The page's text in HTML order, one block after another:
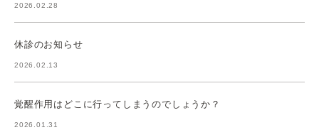
2026.02.28
休診のお知らせ
2026.02.13
覚醒作用はどこに行ってしまうのでしょうか？
2026.01.31